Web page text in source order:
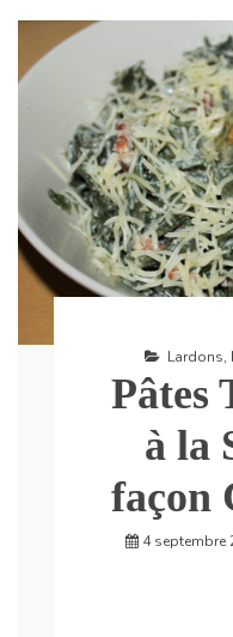
Lardons,
Pâtes
à la
façon
4 septembre